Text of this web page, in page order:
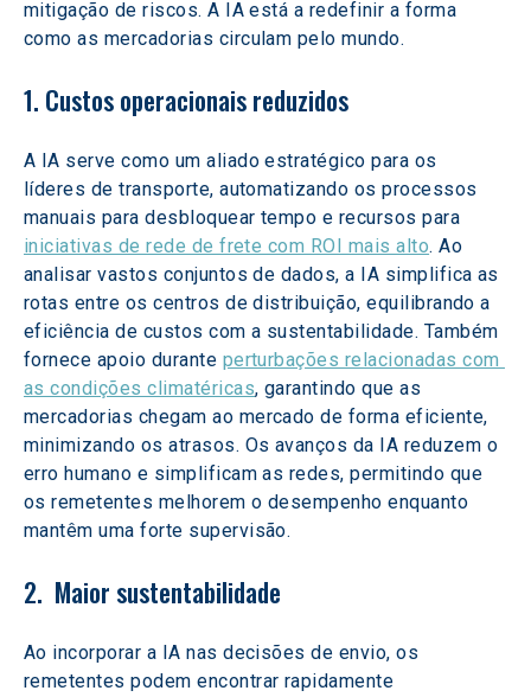
mitigação de riscos. A IA está a redefinir a forma
como as mercadorias circulam pelo mundo.
1. Custos operacionais reduzidos
A IA serve como um aliado estratégico para os
líderes de transporte, automatizando os processos
manuais para desbloquear tempo e recursos para
iniciativas de rede de frete com ROI mais alto. Ao
analisar vastos conjuntos de dados, a IA simplifica as
rotas entre os centros de distribuição, equilibrando a
eficiência de custos com a sustentabilidade. Também
fornece apoio durante perturbações relacionadas com
as condições climatéricas, garantindo que as
mercadorias chegam ao mercado de forma eficiente,
minimizando os atrasos. Os avanços da IA reduzem o
erro humano e simplificam as redes, permitindo que
os remetentes melhorem o desempenho enquanto
mantêm uma forte supervisão.
2.  Maior sustentabilidade
Ao incorporar a IA nas decisões de envio, os
remetentes podem encontrar rapidamente